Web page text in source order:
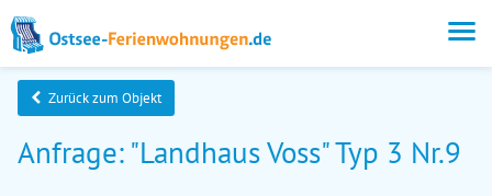
Zurück zum Objekt
Anfrage: "Landhaus Voss" Typ 3 Nr.9